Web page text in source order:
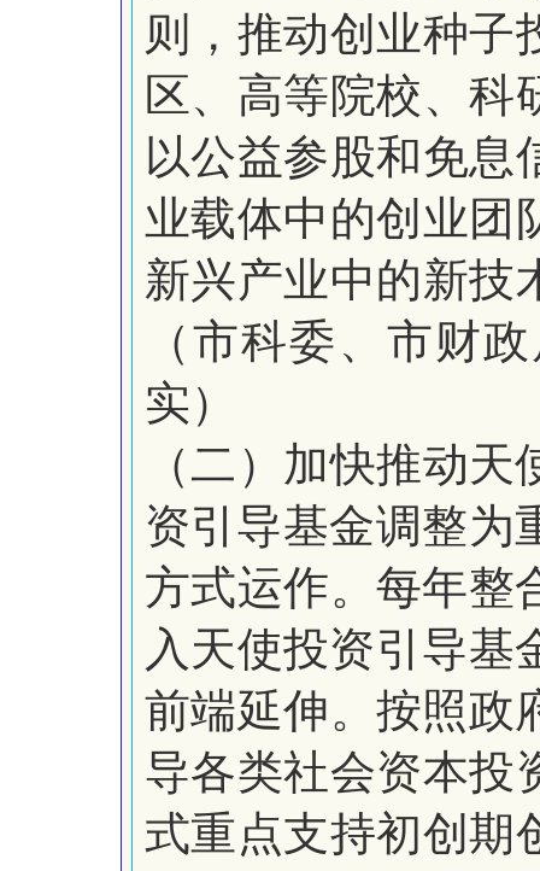
则，推动创业种子
区、高等院校、科
以公益参股和免息
业载体中的创业团
新兴产业中的新技
（市科委、市财
实）
（二）加快推动
资引导基金调整为
方式运作。 每年整
入天使投资引导基
前端延伸。按照政
导各类社会资本投
式重点支持初创期